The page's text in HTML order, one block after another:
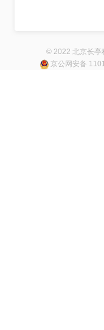
© 2022 北京长亭
京公网安备